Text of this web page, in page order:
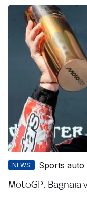
NEWS Sports auto
MotoGP: Bagnaia